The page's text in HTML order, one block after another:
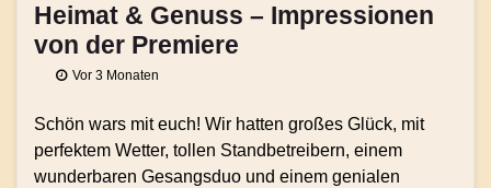
Heimat & Genuss – Impressionen
von der Premiere
Vor 3 Monaten
Schön wars mit euch! Wir hatten großes Glück, mit
perfektem Wetter, tollen Standbetreibern, einem
wunderbaren Gesangsduo und einem genialen